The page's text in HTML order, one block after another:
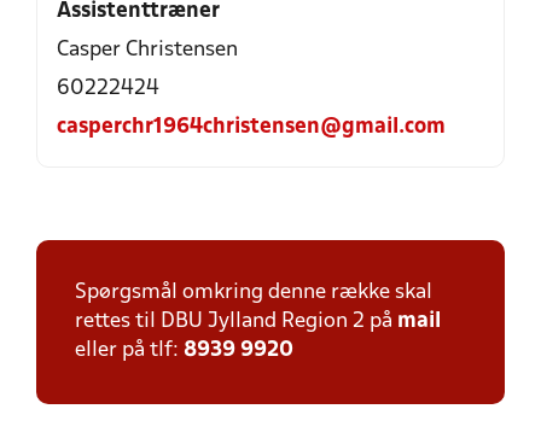
Assistenttræner
Casper Christensen
60222424
casperchr1964christensen@gmail.com
Spørgsmål omkring denne række skal
rettes til DBU Jylland Region 2 på mail
eller på tlf: 8939 9920